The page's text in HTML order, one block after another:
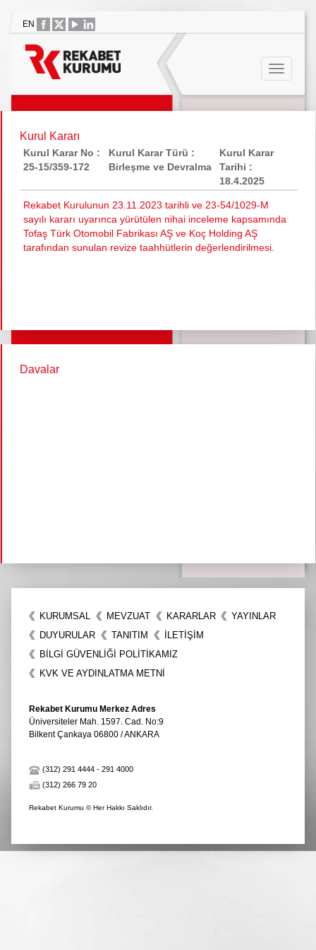
EN
Kurul Kararı
Kurul Karar No :
25-15/359-172
Kurul Karar Türü :
Birleşme ve Devralma
Kurul Karar
Tarihi :
18.4.2025
Rekabet Kurulunun 23.11.2023 tarihli ve 23-54/1029-M
sayılı kararı uyarınca yürütülen nihai inceleme kapsamında
Tofaş Türk Otomobil Fabrikası AŞ ve Koç Holding AŞ
tarafından sunulan revize taahhütlerin değerlendirilmesi.
Davalar
KURUMSAL MEVZUAT KARARLAR
YAYINLAR
DUYURULAR
TANITIM
İLETIŞIM
BİLGİ GÜVENLİĞİ POLİTİKAMIZ
KVK VE AYDINLATMA METNİ
Rekabet Kurumu Merkez Adres
Üniversiteler Mah. 1597. Cad. No:9
Bilkent Çankaya 06800 / ANKARA
(312) 291 4444 - 291 4000
(312) 266 79 20
Rekabet Kurumu © Her Hakkı Saklıdır.